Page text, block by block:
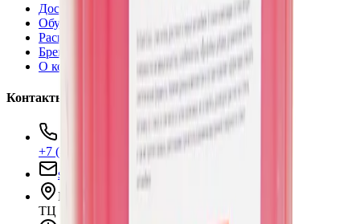
Доставка и оплата
Обучение
Распродажа
Бренды
О компании
Контакты
+7 (495) 135-35-99
sales@insafe.ru
Москва, Люблинская ул., 153.
ТЦ «Люблю Молл», -1 уровень